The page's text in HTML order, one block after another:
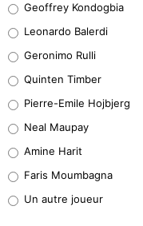
38%
32%
5%
1%
9%
Geoffrey Kondogbia
Leonardo Balerdi
Geronimo Rulli
Quinten Timber
Pierre-Emile Hojbjerg
Neal Maupay
Amine Harit
Faris Moumbagna
Un autre joueur